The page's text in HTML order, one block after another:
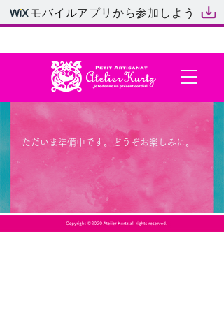
モバイルアプリから参加しよう
​ただいま準備中です。どうぞお楽しみに。